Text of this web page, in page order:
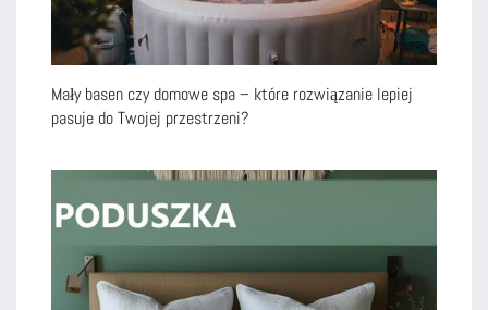
Mały basen czy domowe spa – które rozwiązanie lepiej
pasuje do Twojej przestrzeni?